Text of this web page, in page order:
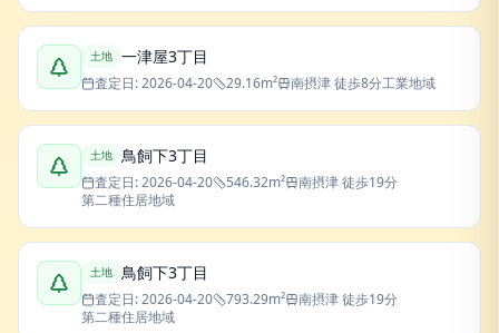
土地 一津屋3丁目
査定日:2026-04-20 29.16m² 南摂津徒歩8分工業地域
土地 鳥飼下3丁目
査定日:2026-04-20 546.32m² 南摂津徒歩19分
第二種住居地域
土地 鳥飼下3丁目
査定日:2026-04-20 793.29m² 南摂津徒歩19分
第二種住居地域